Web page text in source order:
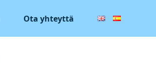
Ota yhteyttä